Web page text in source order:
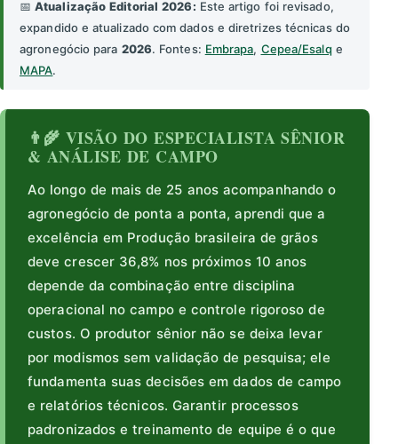
📅Atualização Editorial 2026: Este artigo foi revisado,
expandido e atualizado com dados e diretrizes técnicas do
agronegócio para 2026. Fontes: Embrapa, Cepea/Esalq e
MAPA.
👨‍🌾 VISÃO DO ESPECIALISTA SÊNIOR
& ANÁLISE DE CAMPO
Ao longo de mais de 25 anos acompanhando o
agronegócio de ponta a ponta, aprendi que a
excelência em Produção brasileira de grãos
deve crescer 36,8% nos próximos 10 anos
depende da combinação entre disciplina
operacional no campo e controle rigoroso de
custos. O produtor sênior não se deixa levar
por modismos sem validação de pesquisa; ele
fundamenta suas decisões em dados de campo
e relatórios técnicos. Garantir processos
padronizados e treinamento de equipe é o que